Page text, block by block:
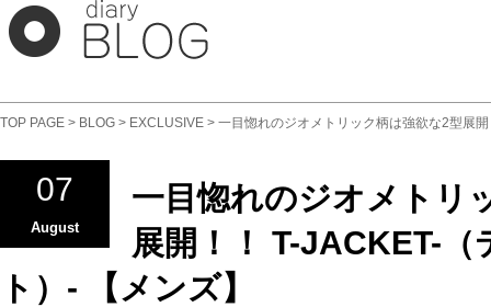
TOP PAGE > BLOG > EXCLUSIVE > 一目惚れのジオメトリック柄は強欲な2型展
07
August
一目惚れのジオメトリ
展開！！ T-JACKET-
ト）- 【メンズ】